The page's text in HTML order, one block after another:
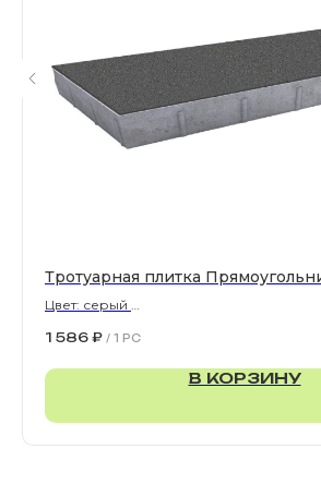
Тротуарная плитка
Цвет: серый
1 586 ₽ / 1 PC
В КОРЗИНУ
ИП Ильинский В.В. ИНН 501602422407
Политика конфиденциальности